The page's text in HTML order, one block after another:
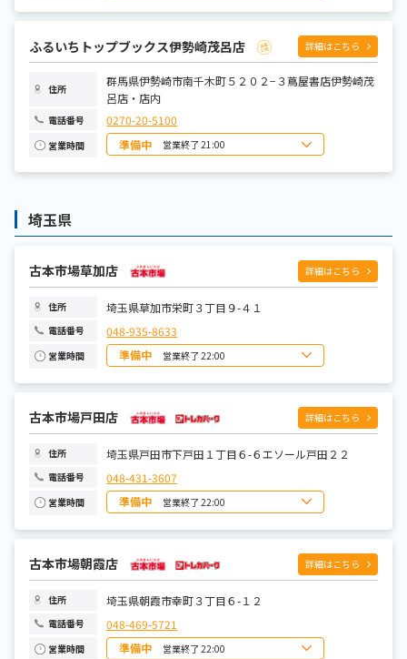
日曜日 8:00～22:00
月曜日
水曜日 9:00～22:00
木曜日 9:00～22:00
金曜日
土曜日 8:00～22:00
ふるいちトップブックス伊勢崎茂呂店 詳細はこちら
住所
群馬県伊勢崎市南千木町５２０２−３蔦屋書店伊勢崎茂
呂店・店内
電話番号 0270-20-5100
営業時間 準備中 営業終了 21:00
日曜日 9:00-21:00
土曜日 9:00-21:00
埼玉県
古本市場草加店 詳細はこちら
住所 埼玉県草加市栄町３丁目９-４１
電話番号 048-935-8633
営業時間 準備中 営業終了 22:00
日曜日 10:00~22:00
月曜日
水曜日
木曜日
金曜日
土曜日 10:00~22:00
古本市場戸田店 詳細はこちら
住所 埼玉県戸田市下戸田１丁目６-６エソール戸田２２
電話番号 048-431-3607
営業時間 準備中 営業終了 22:00
日曜日 10:00~22:00
月曜日
水曜日
木曜日
金曜日
土曜日 10:00~22:00
古本市場朝霞店 詳細はこちら
住所 埼玉県朝霞市幸町３丁目６-１２
電話番号 048-469-5721
営業時間 準備中 営業終了 22:00